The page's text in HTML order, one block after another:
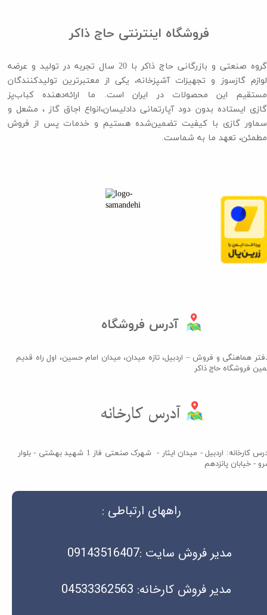
فروشگاه اینترنتی حاج ذاکر
گروه صنعتی و بازرگانی حاج ذاکر با 20 سال تجربه در تولید و عرضه
لوازم گازسوز و تجهیزات آشپزخانه، یکی از معتبرترین تولیدکنندگان
مستقیم این محصولات در ایران است. ما ارائه‌دهنده کباب‌پز
گازی ایستاده بدون دود آپارتمانی دادلیسان،انواع اجاق گاز ،​​​​​​​ مشعل و
سماور گازی با کیفیت تضمین‌شده هستیم و خدمات پس از فروش
مطمئن، تعهد ما به شماست.
آدرس فروشگاه
هماهنگی و فروش – اردبیل، تازه میدان، میدان امام حسین، اول راه قدیم
فروشگاه حاج ذاکر​​​​​​​
آدرس کارخانه: اردبیل - میدان ایثار - شهرک صنعتی فاز 1 شهید بهشتی - بلوار
- خیابان پانزدهم
مدیر فروش کارخانه: 04533362563
راههای ارتباطی :
مدیر فروش سایت :09143516407
آدرس کارخانه​​​​​​​